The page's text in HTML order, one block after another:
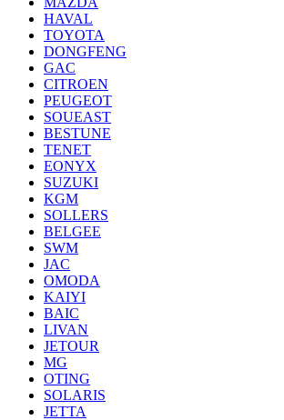
HAVAL
TOYOTA
DONGFENG
GAC
CITROEN
PEUGEOT
SOUEAST
BESTUNE
TENET
EONYX
SUZUKI
KGM
SOLLERS
BELGEE
SWM
JAC
OMODA
KAIYI
BAIC
LIVAN
JETOUR
MG
OTING
SOLARIS
JETTA